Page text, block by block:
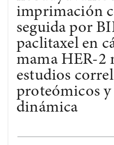
imprimación
seguida por
paclitaxel en
mama HER-2
estudios
proteómicos y
dinámica